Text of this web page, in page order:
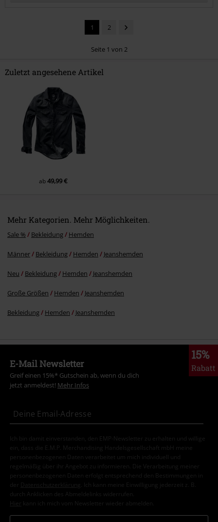
Kommentar jetzt abschicken!
1 2
Seite 1 von 2
Zuletzt angesehene Artikel
ab49,99 €
Mehr Kategorien. Mehr Möglichkeiten.
Sale % Bekleidung Hemden
Männer Bekleidung Hemden Jeanshemden
Neu Bekleidung Hemden Jeanshemden
Große Größen Hemden Jeanshemden
Bekleidung Hemden Jeanshemden
15%
Rabatt
E-Mail Newsletter
Greif einen 15%* Gutschein ab, wenn du dich
jetzt anmeldest! Mehr Infos
Ich bin damit einverstanden, den EMP-Newsletter zu erhalten und willige
ein, dass die E.M.P. Merchandising Handelsgesellschaft mbH meine
personenbezogenen Daten verarbeitet um mich individuell und
regelmäßig über ihr Angebot zu informieren. Die Verarbeitung meiner
personenbezogenen Daten erfolgt entsprechend den Bestimmungen in
der
Datenschutzerklärung
. Ich kann meine Einwilligung jederzeit z. B.
durch Anklicken des Abmeldelinks widerrufen.
Hier kann ich mich vom Newsletter wieder abmelden.